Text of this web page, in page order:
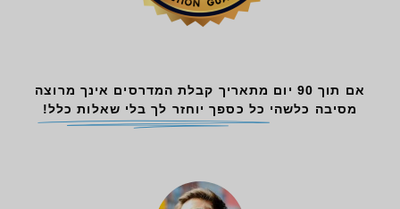
אם תוך 90 יום מתאריך קבלת המדרסים אינך מרוצה
מסיבה כלשהי כל כספך יוחזר לך בלי שאלות כלל!